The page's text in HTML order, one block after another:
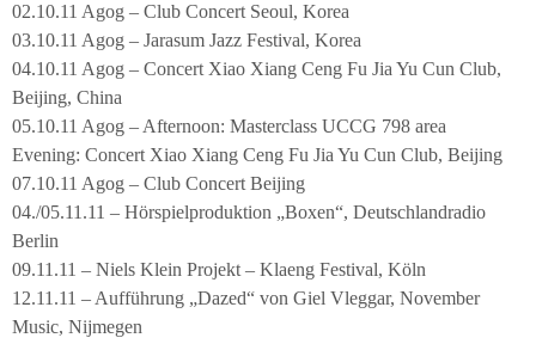
02.10.11 Agog – Club Concert Seoul, Korea
03.10.11 Agog – Jarasum Jazz Festival, Korea
04.10.11 Agog – Concert Xiao Xiang Ceng Fu Jia Yu Cun Club,
Beijing, China
05.10.11 Agog – Afternoon: Masterclass UCCG 798 area
Evening: Concert Xiao Xiang Ceng Fu Jia Yu Cun Club, Beijing
07.10.11 Agog – Club Concert Beijing
04./05.11.11 – Hörspielproduktion „Boxen“, Deutschlandradio
Berlin
09.11.11 – Niels Klein Projekt – Klaeng Festival, Köln
12.11.11 – Aufführung „Dazed“ von Giel Vleggar, November
Music, Nijmegen